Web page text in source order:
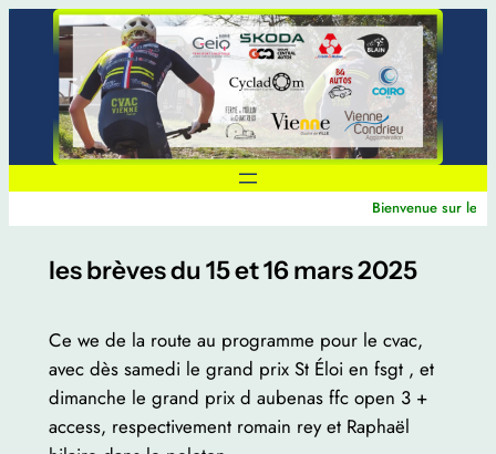
contenu
Bienvenue sur le
les brèves du 15 et 16 mars 2025
Ce we de la route au programme pour le cvac,
avec dès samedi le grand prix St Éloi en fsgt , et
dimanche le grand prix d aubenas ffc open 3 +
access, respectivement romain rey et Raphaël